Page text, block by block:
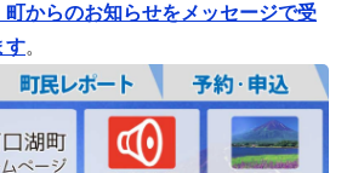
からのお知らせをメッセージで受
す。